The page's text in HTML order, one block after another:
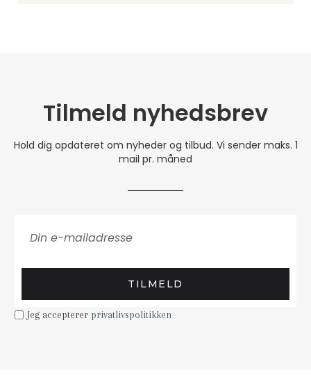
Tilmeld nyhedsbrev
Hold dig opdateret om nyheder og tilbud. Vi sender maks. 1
mail pr. måned
TILMELD
Jeg accepterer privatlivspolitikken